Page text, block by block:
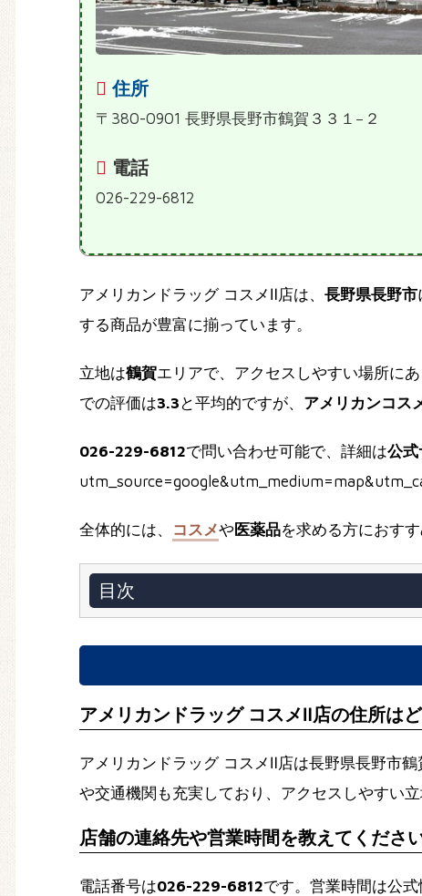
住所
〒380-0901 長野県長野市鶴賀３３１−２
電話
026-229-6812
アメリカンドラッグ コスメⅡ店は、 長野県長野市
する商品が豊富に揃っています。
立地は鶴賀エリアで、アクセスしやすい場所に
での評価は3.3 と平均的ですが、 アメリカンコス
026-229-6812で問い合わせ可能で、詳細は公式
全体的には、 コスメや医薬品を求める方におす
目次
アメリカンドラッグ コスメⅡ店の住所は
アメリカンドラッグ コスメⅡ店は長野県長野市
や交通機関も充実しており、アクセスしやすい
店舗の連絡先や営業時間を教えてくださ
電話番号は026-229-6812です。営業時間は公